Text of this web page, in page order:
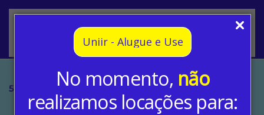
Uniir - Alugue e Use
No momento, não
realizamos locações para:
Skip to main content
5 nov, 2018 Blog